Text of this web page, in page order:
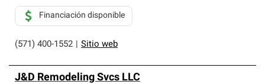
(571) 400-1552 Sitio web
Financiación disponible
J&D Remodeling Svcs LLC